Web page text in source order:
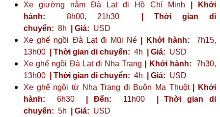
Xe giường nằm Đà Lạt đi Hồ Chí Minh
| Khởi
hành: 8h00, 21h30
| Thời gian di
chuyển: 8h | Giá: USD
Xe ghế ngồi Đà Lạt đi Mũi Né
| Khởi hành: 7h15,
13h00
| Thời gian di chuyển: 4h | Giá: USD
Xe ghế ngồi Đà Lạt đi Nha Trang
| Khởi hành: 7h30,
13h00
| Thời gian di chuyển: 4h | Giá: USD
Xe ghế ngồi từ Nha Trang đi Buôn Ma Thuột
| Khởi
hành: 6h30 | Đến: 11h00
| Thời gian di
chuyển: 5h | Giá: USD